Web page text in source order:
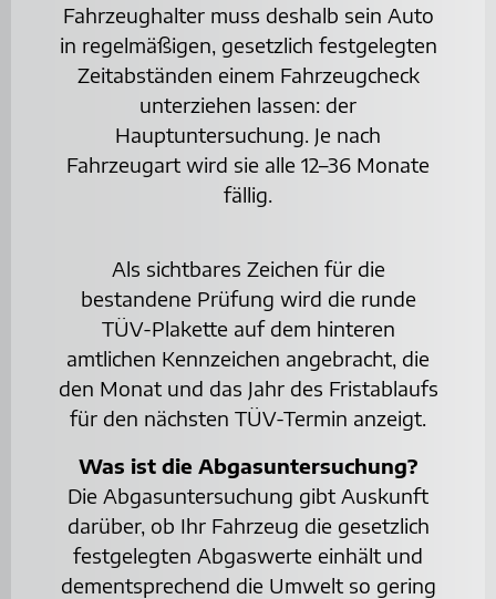
Fahrzeughalter muss deshalb sein Auto
in regelmäßigen, gesetzlich festgelegten
Zeitabständen einem Fahrzeugcheck
unterziehen lassen: der
Hauptuntersuchung. Je nach
Fahrzeugart wird sie alle 12–36 Monate
fällig.
Als sichtbares Zeichen für die
bestandene Prüfung wird die runde
TÜV-Plakette auf dem hinteren
amtlichen Kennzeichen angebracht, die
den Monat und das Jahr des Fristablaufs
für den nächsten TÜV-Termin anzeigt.
Was ist die Abgasuntersuchung?
Die Abgasuntersuchung gibt Auskunft
darüber, ob Ihr Fahrzeug die gesetzlich
festgelegten Abgaswerte einhält und
dementsprechend die Umwelt so gering